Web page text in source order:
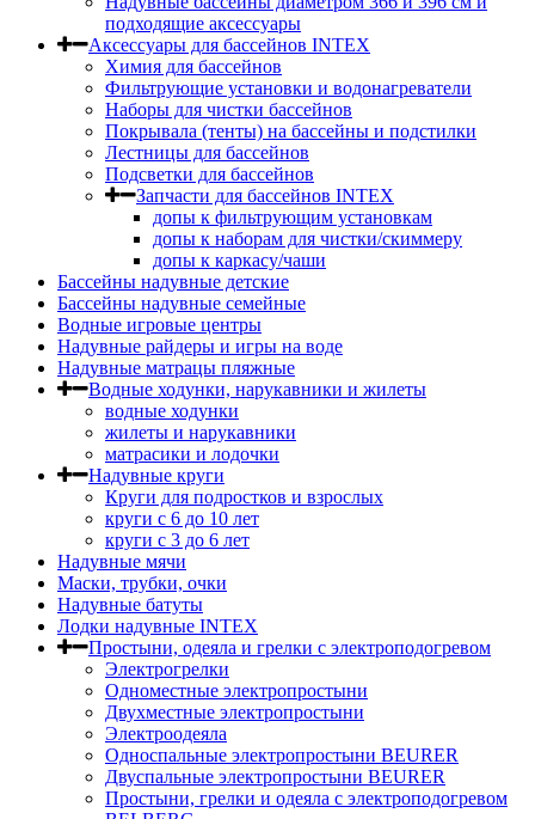
подходящие аксессуары
Аксессуары для бассейнов INTEX
Химия для бассейнов
Фильтрующие установки и водонагреватели
Наборы для чистки бассейнов
Покрывала (тенты) на бассейны и подстилки
Лестницы для бассейнов
Подсветки для бассейнов
Запчасти для бассейнов INTEX
допы к фильтрующим установкам
допы к наборам для чистки/скиммеру
допы к каркасу/чаши
Бассейны надувные детские
Бассейны надувные семейные
Водные игровые центры
Надувные райдеры и игры на воде
Надувные матрацы пляжные
Водные ходунки, нарукавники и жилеты
водные ходунки
жилеты и нарукавники
матрасики и лодочки
Надувные круги
Круги для подростков и взрослых
круги с 6 до 10 лет
круги c 3 до 6 лет
Надувные мячи
Маски, трубки, очки
Надувные батуты
Лодки надувные INTEX
Простыни, одеяла и грелки с электроподогревом
Электрогрелки
Одноместные электропростыни
Двухместные электропростыни
Электроодеяла
Односпальные электропростыни BEURER
Двуспальные электропростыни BEURER
Простыни, грелки и одеяла с электроподогревом